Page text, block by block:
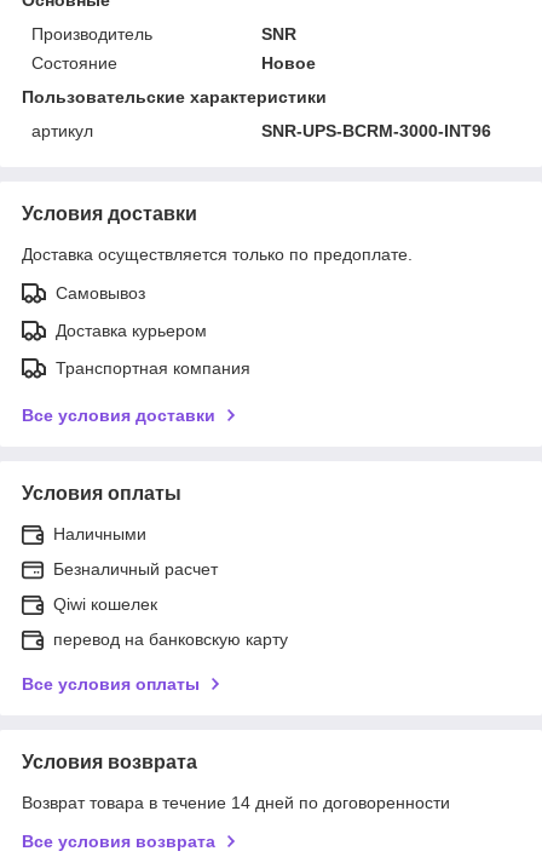
Производитель
SNR
Состояние
Новое
Пользовательские характеристики
артикул
SNR-UPS-BCRM-3000-INT96
Условия доставки
Доставка осуществляется только по предоплате.
Самовывоз
Доставка курьером
Транспортная компания
Все условия доставки
Условия оплаты
Наличными
Безналичный расчет
Qiwi кошелек
перевод на банковскую карту
Все условия оплаты
Условия возврата
Возврат товара в течение 14 дней по договоренности
Все условия возврата